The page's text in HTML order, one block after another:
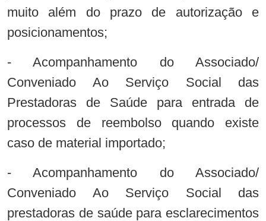
muito além do prazo de autorização e
posicionamentos;
- Acompanhamento do Associado/
Conveniado Ao Serviço Social das
Prestadoras de Saúde para entrada de
processos de reembolso quando existe
caso de material importado;
- Acompanhamento do Associado/
Conveniado Ao Serviço Social das
prestadoras de saúde para esclarecimentos